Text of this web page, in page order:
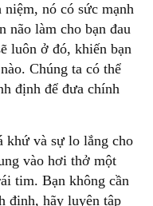
nó có sức mạnh
não làm cho bạn đau
luôn ở đó, khiến bạn
Chúng ta có thể
định để đưa chính
khứ và sự lo lắng cho
vào hơi thở một
tim. Bạn không cần
định, hãy luyện tập